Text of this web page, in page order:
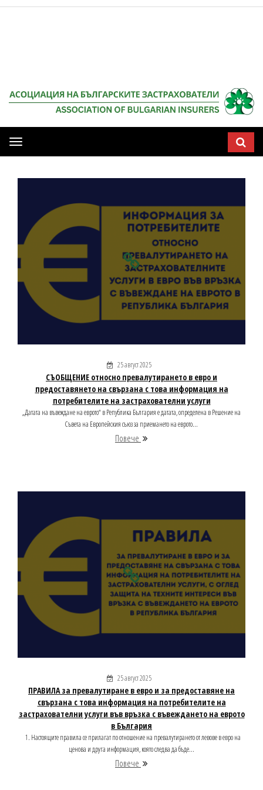
Мобилна
навигация
25 август 2025
СЪОБЩЕНИЕ относно превалутирането в евро и
предоставянето на свързана с това информация на
потребителите на застрахователни услуги
„Датата на въвеждане на еврото“ в Република България е датата, определена в Решение на
Съвета на Европейския съюз за приемането на еврото...
Повече
25 август 2025
ПРАВИЛА за превалутиране в евро и за предоставяне на
свързана с това информация на потребителите на
застрахователни услуги във връзка с въвеждането на еврото
в България
1. Настоящите правила се прилагат по отношение на превалутирането от левове в евро на
ценова и друга информация, която следва да бъде...
Повече